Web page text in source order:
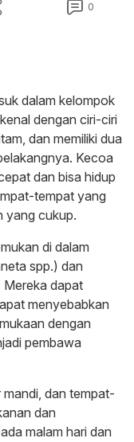
0
dalam kelompok
dengan ciri-ciri
dan memiliki dua
Kecoa
dan bisa hidup
tempat yang
yang cukup.
di dalam
spp.) dan
Mereka dapat
menyebabkan
dengan
pembawa
mandi, dan tempat-
dan
malam hari dan